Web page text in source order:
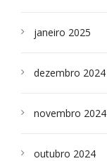
janeiro 2025
dezembro 2024
novembro 2024
outubro 2024